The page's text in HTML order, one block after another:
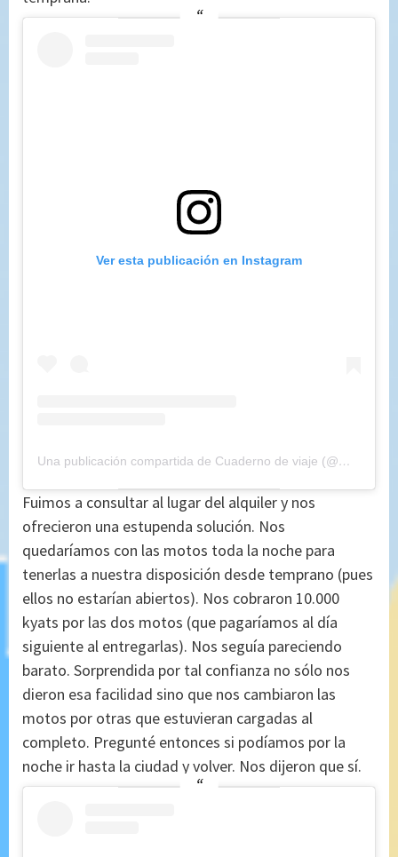
Ver esta publicación en Instagram
Una publicación compartida de Cuaderno de viaje (@maryajosess)
Fuimos a consultar al lugar del alquiler y nos
ofrecieron una estupenda solución. Nos
quedaríamos con las motos toda la noche para
tenerlas a nuestra disposición desde temprano (pues
ellos no estarían abiertos). Nos cobraron 10.000
kyats por las dos motos (que pagaríamos al día
siguiente al entregarlas). Nos seguía pareciendo
barato. Sorprendida por tal confianza no sólo nos
dieron esa facilidad sino que nos cambiaron las
motos por otras que estuvieran cargadas al
completo. Pregunté entonces si podíamos por la
noche ir hasta la ciudad y volver. Nos dijeron que sí.